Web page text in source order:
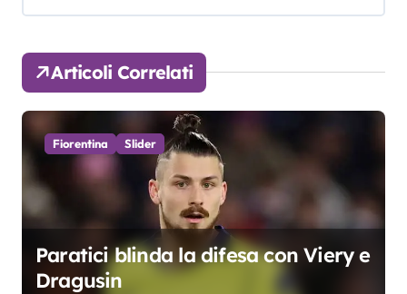
a
z
i
o
n
e
a
Articoli Correlati
Fiorentina Slider
Paratici blinda la difesa con Viery e
Dragusin